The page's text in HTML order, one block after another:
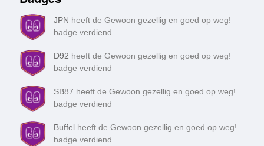
de instellingen van WhatsApp de 'beveiligingsmeldingen'
aan. Wangiri: terugbelfraude ‘Wangiri’ is Japans voor ‘één
keer overgaan en stoppen’. Als je het slachtoffer bent van
een poging tot wangiri-fraude word je vanaf een onbekend,
buitenlands nummer gebeld. Na een enkele keer overgaan
wordt er aan de andere kant weer opgehangen. De
oplichters hopen dat je
JPN heeft de Gewoon gezellig en goed op weg!
badge verdiend
D92 heeft de Gewoon gezellig en goed op weg!
badge verdiend
SB87 heeft de Gewoon gezellig en goed op weg!
badge verdiend
Buffel heeft de Gewoon gezellig en goed op weg!
badge verdiend